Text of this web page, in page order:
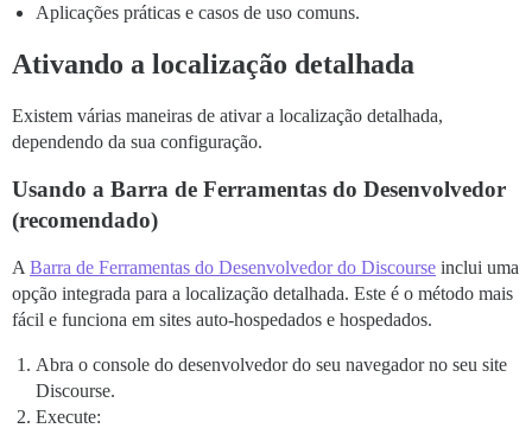
Aplicações práticas e casos de uso comuns.
Ativando a localização detalhada
Existem várias maneiras de ativar a localização detalhada,
dependendo da sua configuração.
Usando a Barra de Ferramentas do Desenvolvedor
(recomendado)
A Barra de Ferramentas do Desenvolvedor do Discourse inclui uma
opção integrada para a localização detalhada. Este é o método mais
fácil e funciona em sites auto-hospedados e hospedados.
Abra o console do desenvolvedor do seu navegador no seu site
Discourse.
Execute: